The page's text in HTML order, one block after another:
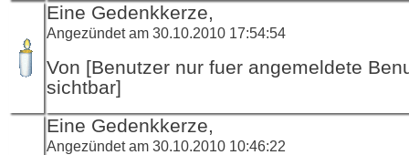
Eine Gedenkkerze,
Angezündet am 30.10.2010 17:54:54
Von [Benutzer nur fuer angemeldete
sichtbar]
Eine Gedenkkerze,
Angezündet am 30.10.2010 10:46:22